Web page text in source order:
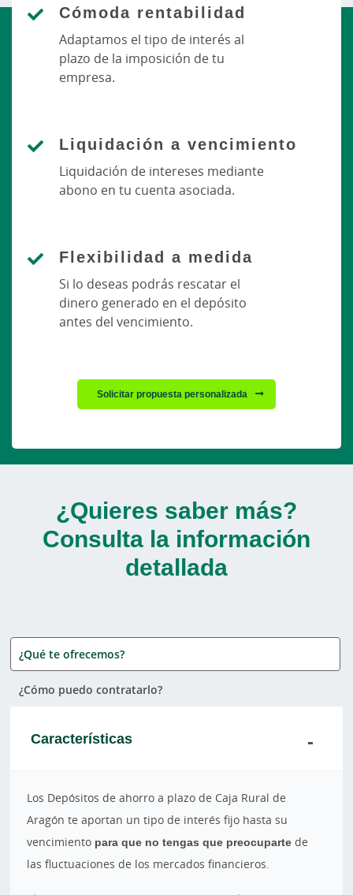
Cómoda rentabilidad
Adaptamos el tipo de interés al
plazo de la imposición de tu
empresa.
Liquidación a vencimiento
Liquidación de intereses mediante
abono en tu cuenta asociada.
Flexibilidad a medida
Si lo deseas podrás rescatar el
dinero generado en el depósito
antes del vencimiento.
Solicitar propuesta personalizada
¿Quieres saber más?
Consulta la información
detallada
¿Qué te ofrecemos?
¿Cómo puedo contratarlo?
Características
Los Depósitos de ahorro a plazo de Caja Rural de
Aragón te aportan un tipo de interés fijo hasta su
vencimiento para que no tengas que preocuparte de
las fluctuaciones de los mercados financieros.